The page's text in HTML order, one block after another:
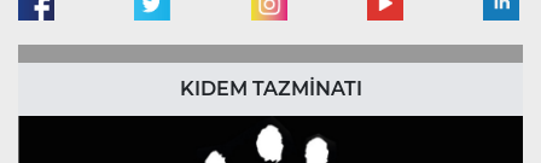
KIDEM TAZMİNATI